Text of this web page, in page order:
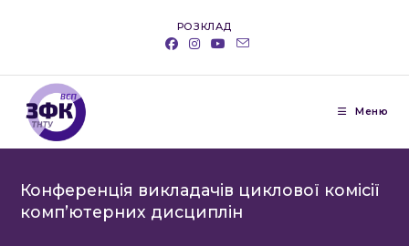
РОЗКЛАД
Меню
Конференція викладачів циклової комісії
комп’ютерних дисциплін